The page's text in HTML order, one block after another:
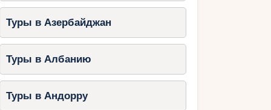
Туры в Азербайджан
Туры в Албанию
Туры в Андорру